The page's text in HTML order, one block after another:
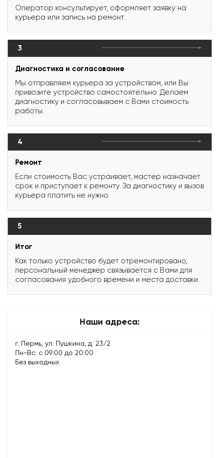
Оператор консультирует, оформляет заявку на
курьера или запись на ремонт.
3
Диагностика и согласование
Мы отправляем курьера за устройством, или Вы
привозите устройство самостоятельно. Делаем
диагностику и согласовываем с Вами стоимость
работы.
4
Ремонт
Если стоимость Вас устраивает, мастер назначает
срок и приступает к ремонту. За диагностику и вызов
курьера платить не нужно.
5
Итог
Как только устройство будет отремонтировано,
персональный менеджер связывается с Вами для
согласования удобного времени и места доставки.
Наши адреса:
г. Пермь, ул. Пушкина, д. 23/2
Пн-Вс: с 09:00 до 20:00
Без выходных